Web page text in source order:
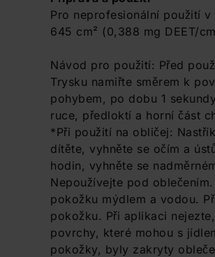
Pro neprofesionální použití
645 cm² (0,388 mg DEET/
Návod pro použití: Před
Trysku namiřte směrem k
pohybem, po dobu 1
ruce, předloktí a horní část
*Při použití na obličej:
dítěte, vyhněte se očím a
hodin, vyhněte se
Nepoužívejte pod
pokožku mýdlem a vodou.
pokožku. Při aplikaci
povrchy, které mohou s
pokožky, byly zakryty